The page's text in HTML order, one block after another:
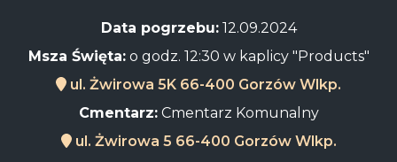
Data pogrzebu:12.09.2024
Msza Święta:o godz. 12:30 w kaplicy "Products"
ul. Żwirowa 5K 66-400 Gorzów Wlkp.
Cmentarz:Cmentarz Komunalny
ul. Żwirowa 5 66-400 Gorzów Wlkp.